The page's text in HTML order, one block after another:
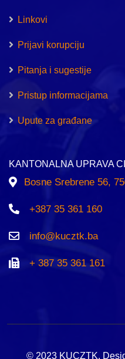
Linkovi
Prijavi korupciju
Pitanja i sugestije
Pristup informacijama
Upute za građane
KANTONALNA UPRAVA
Bosne Srebrene 56,
+387 35 361 160
info@kucztk.ba
+ 387 35 361 161
© 2023 KUCZTK.